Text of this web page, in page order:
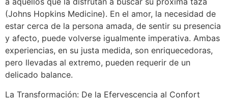
(Johns Hopkins Medicine). En el amor, la necesidad de
estar cerca de la persona amada, de sentir su presencia
y afecto, puede volverse igualmente imperativa. Ambas
experiencias, en su justa medida, son enriquecedoras,
pero llevadas al extremo, pueden requerir de un
delicado balance.
La Transformación: De la Efervescencia al Confort